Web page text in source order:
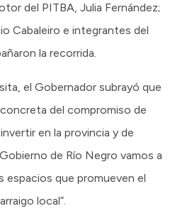
del PITBA, Julia Fernández;
Cabaleiro e integrantes del
la recorrida.
el Gobernador subrayó que
del compromiso de
en la provincia y de
de Río Negro vamos a
que promueven el
local”.